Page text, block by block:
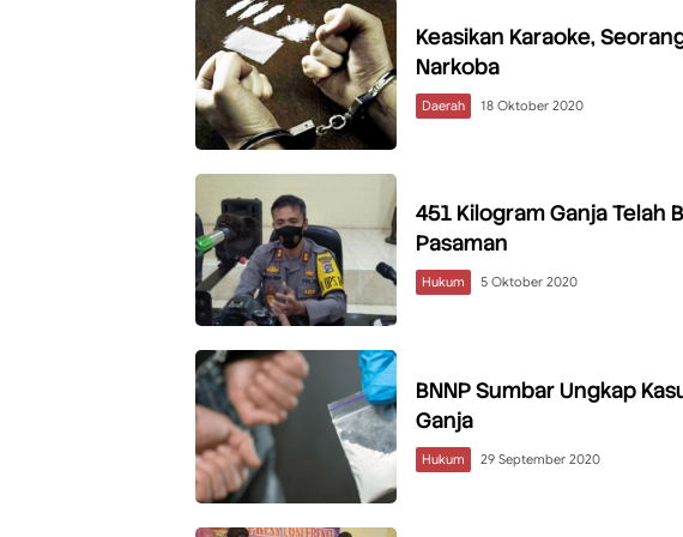
Keasikan Karaoke,
Narkoba
Daerah 18 Oktober 2020
451 Kilogram Ganja Telah
Pasaman
Hukum 5 Oktober 2020
BNNP Sumbar Ungkap
Ganja
Hukum 29 September 2020